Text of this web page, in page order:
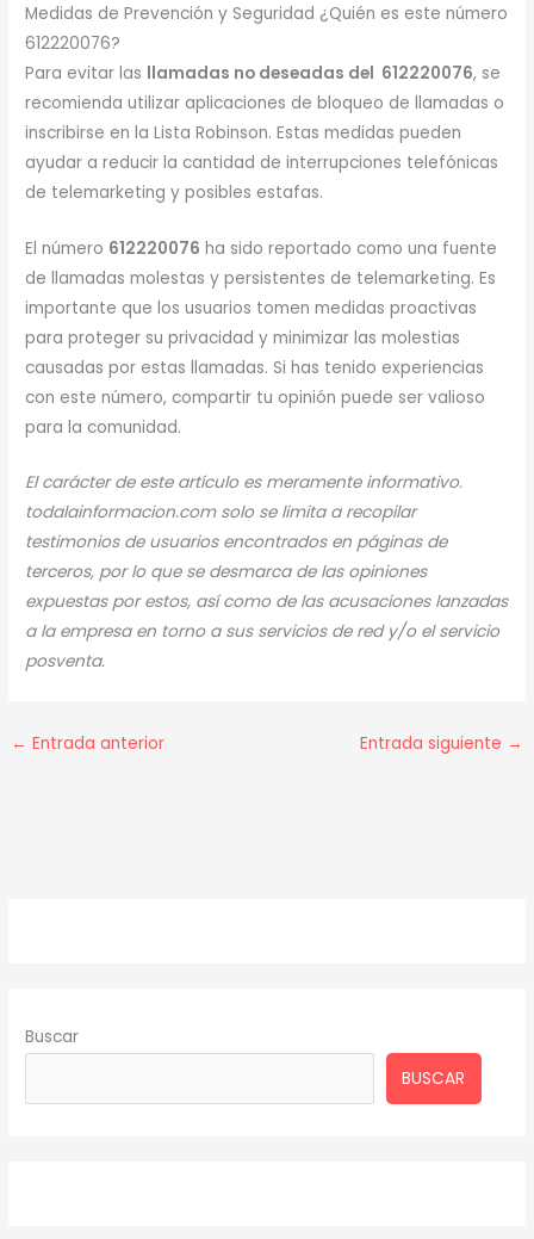
Medidas de Prevención y Seguridad ¿Quién es este número
612220076?
Para evitar las llamadas no deseadas del 612220076, se
recomienda utilizar aplicaciones de bloqueo de llamadas o
inscribirse en la Lista Robinson. Estas medidas pueden
ayudar a reducir la cantidad de interrupciones telefónicas
de telemarketing y posibles estafas.
El número 612220076 ha sido reportado como una fuente
de llamadas molestas y persistentes de telemarketing. Es
importante que los usuarios tomen medidas proactivas
para proteger su privacidad y minimizar las molestias
causadas por estas llamadas. Si has tenido experiencias
con este número, compartir tu opinión puede ser valioso
para la comunidad.
El carácter de este artículo es meramente informativo.
todalainformacion.com solo se limita a recopilar
testimonios de usuarios encontrados en páginas de
terceros, por lo que se desmarca de las opiniones
expuestas por estos, así como de las acusaciones lanzadas
a la empresa en torno a sus servicios de red y/o el servicio
posventa.
← Entrada anterior Entrada siguiente →
Buscar
BUSCAR